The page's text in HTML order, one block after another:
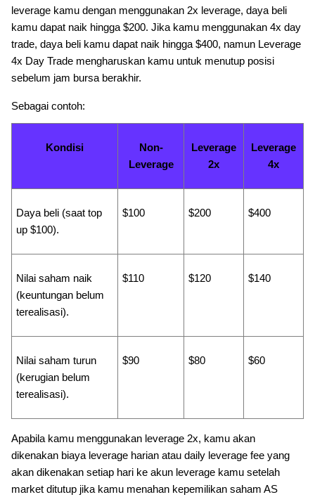
leverage kamu dengan menggunakan 2x leverage, daya beli
kamu dapat naik hingga $200. Jika kamu menggunakan 4x day
trade, daya beli kamu dapat naik hingga $400, namun Leverage
4x Day Trade mengharuskan kamu untuk menutup posisi
sebelum jam bursa berakhir.
Sebagai contoh:
Kondisi
Non-
Leverage
Leverage
2x
Leverage
4x
Daya beli (saat top
up $100).
$100 $200 $400
Nilai saham naik
(keuntungan belum
terealisasi).
$110 $120 $140
Nilai saham turun
(kerugian belum
terealisasi).
$90 $80 $60
Apabila kamu menggunakan leverage 2x, kamu akan
dikenakan biaya leverage harian atau daily leverage fee yang
akan dikenakan setiap hari ke akun leverage kamu setelah
market ditutup jika kamu menahan kepemilikan saham AS